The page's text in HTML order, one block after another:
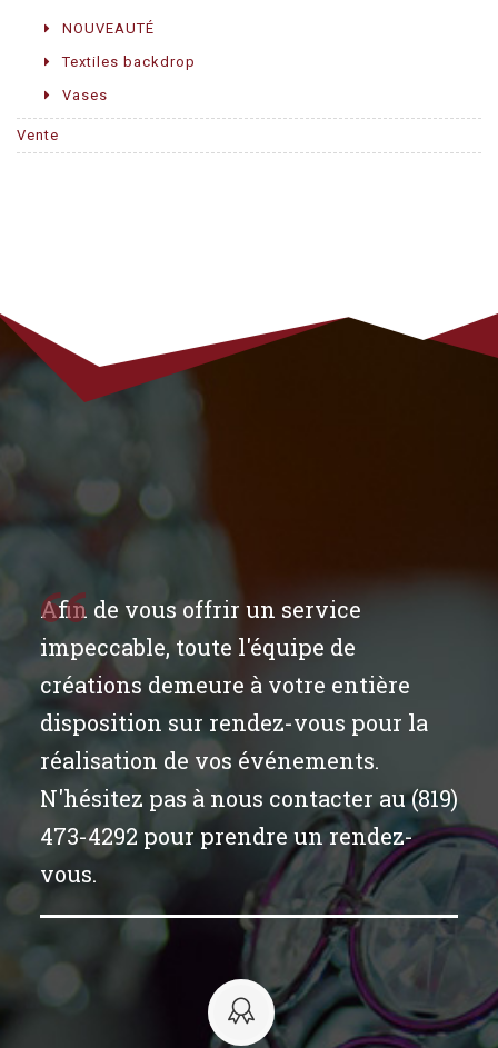
NOUVEAUTÉ
Textiles backdrop
Vases
Vente
Afin de vous offrir un service
impeccable, toute l'équipe de
créations demeure à votre entière
disposition sur rendez-vous pour la
réalisation de vos événements.
N'hésitez pas à nous contacter au (819)
473-4292 pour prendre un rendez-
vous.